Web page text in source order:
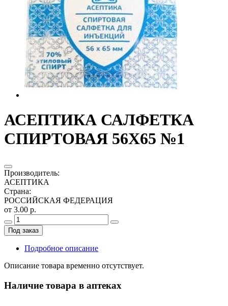
АСЕПТИКА САЛФЕТКА
СПИРТОВАЯ 56Х65 №1
Производитель:
АСЕПТИКА
Страна:
РОССИЙСКАЯ ФЕДЕРАЦИЯ
от 3.00 р.
Под заказ
Подробное описание
Описание товара временно отсутствует.
Наличие товара в аптеках